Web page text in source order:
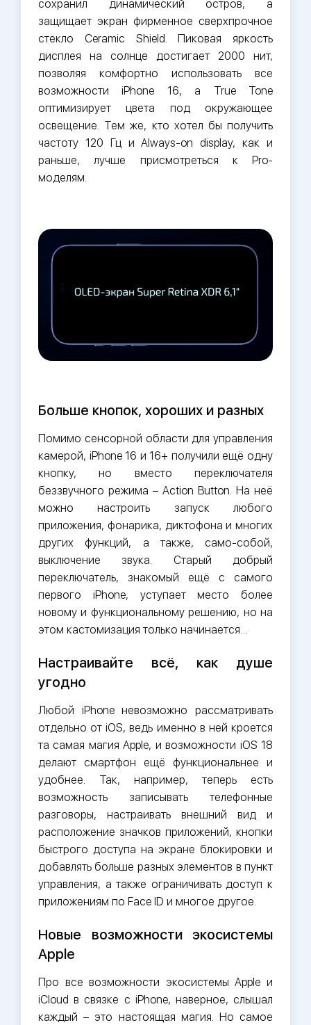
сохранил динамический остров, а
защищает экран фирменное сверхпрочное
стекло Ceramic Shield. Пиковая яркость
дисплея на солнце достигает 2000 нит,
позволяя комфортно использовать все
возможности iPhone 16, а True Tone
оптимизирует цвета под окружающее
освещение. Тем же, кто хотел бы получить
частоту 120 Гц и Always-on display, как и
раньше, лучше присмотреться к Pro-
моделям.
Больше кнопок, хороших и разных
Помимо сенсорной области для управления
камерой, iPhone 16 и 16+ получили ещё одну
кнопку, но вместо переключателя
беззвучного режима – Action Button. На неё
можно настроить запуск любого
приложения, фонарика, диктофона и многих
других функций, а также, само-собой,
выключение звука. Старый добрый
переключатель, знакомый ещё с самого
первого iPhone, уступает место более
новому и функциональному решению, но на
этом кастомизация только начинается…
Настраивайте всё, как душе
угодно
Любой iPhone невозможно рассматривать
отдельно от iOS, ведь именно в ней кроется
та самая магия Apple, и возможности iOS 18
делают смартфон ещё функциональнее и
удобнее. Так, например, теперь есть
возможность записывать телефонные
разговоры, настраивать внешний вид и
расположение значков приложений, кнопки
быстрого доступа на экране блокировки и
добавлять больше разных элементов в пункт
управления, а также ограничивать доступ к
приложениям по Face ID и многое другое.
Новые возможности экосистемы
Apple
Про все возможности экосистемы Apple и
iCloud в связке с iPhone, наверное, слышал
каждый – это настоящая магия. Но самое